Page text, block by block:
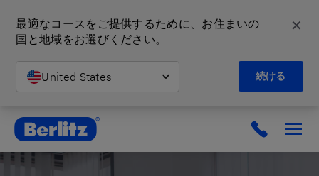
最適なコースをご提供するために、お住まいの
国と地域をお選びください。
United States 続ける
✕
英会話教室と語学スクール | ベルリッツ